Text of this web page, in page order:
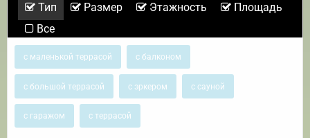
Тип Размер Этажность
Площадь
Все
с маленькой террасой с балконом
с большой террасой с эркером с сауной
с гаражом с террасой